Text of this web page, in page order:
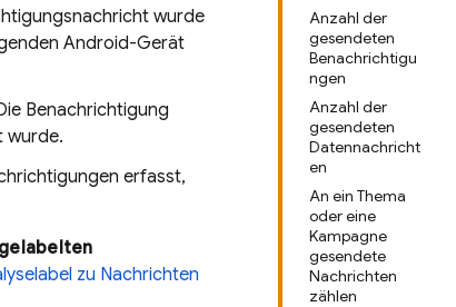
Anzahl der
gesendeten
Benachrichtigu
ngen
Anzahl der
gesendeten
Datennachricht
en
An ein Thema
oder eine
Kampagne
gesendete
Nachrichten
zählen
wurde
Android-Gerät
Benachrichtigung
wurde.
erfasst,
gelabelten
zu Nachrichten